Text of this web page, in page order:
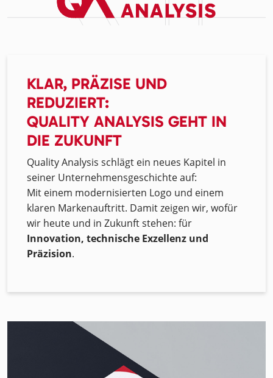
KLAR, PRÄZISE UND
REDUZIERT:
QUALITY ANALYSIS GEHT IN
DIE ZUKUNFT
Quality Analysis schlägt ein neues Kapitel in
seiner Unternehmensgeschichte auf:
Mit einem modernisierten Logo und einem
klaren Markenauftritt. Damit zeigen wir, wofür
wir heute und in Zukunft stehen: für
Innovation, technische Exzellenz und
Präzision.